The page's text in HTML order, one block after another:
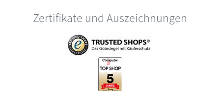
Zertifikate und Auszeichnungen